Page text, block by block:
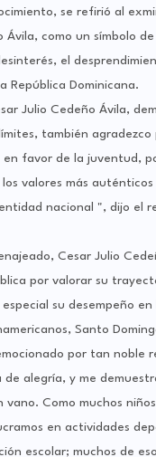
se refirió al
Ávila, como un símbolo
el
República Dominicana.
Julio Cedeño Ávila,
también agradezco
favor de la juventud,
valores más auténticos
nacional ", dijo el
Cesar Julio
por valorar su
su desempeño en
Santo
por tan noble
de alegría, y me
vano. Como muchos
en actividades
escolar; muchos de